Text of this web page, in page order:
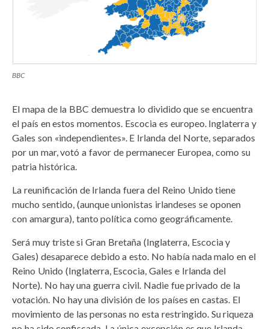
BBC
El mapa de la BBC demuestra lo dividido que se encuentra
el país en estos momentos. Escocia es europeo. Inglaterra y
Gales son «independientes». E Irlanda del Norte, separados
por un mar, votó a favor de permanecer Europea, como su
patria histórica.
La reunificación de Irlanda fuera del Reino Unido tiene
mucho sentido, (aunque unionistas irlandeses se oponen
con amargura), tanto política como geográficamente.
Será muy triste si Gran Bretaña (Inglaterra, Escocia y
Gales) desaparece debido a esto. No había nada malo en el
Reino Unido (Inglaterra, Escocia, Gales e Irlanda del
Norte). No hay una guerra civil. Nadie fue privado de la
votación. No hay una división de los países en castas. El
movimiento de las personas no esta restringido. Su riqueza